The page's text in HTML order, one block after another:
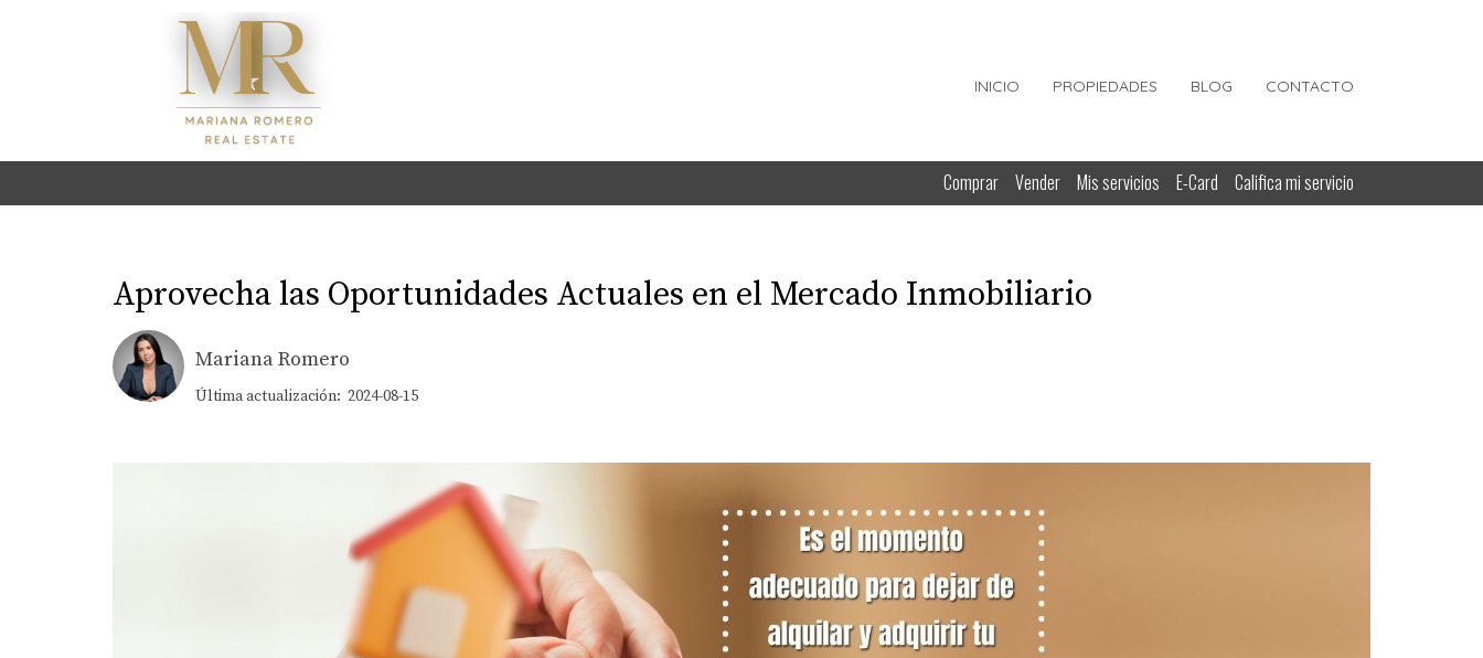
INICIO PROPIEDADES BLOG CONTACTO
Comprar Vender Mis servicios E-Card Califica mi servicio
Aprovecha las Oportunidades Actuales en el Mercado Inmobiliario
Mariana Romero
Última actualización: 2024-08-15